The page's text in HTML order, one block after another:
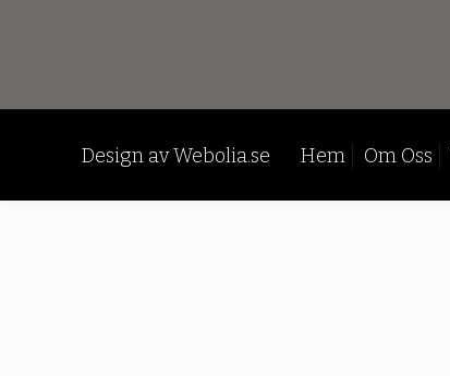
Design avWebolia.se Hem Om Oss